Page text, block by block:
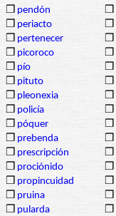
❒ pendón ❒
❒ periacto ❒
❒ pertenecer ❒
❒ picoroco ❒
❒ pío ❒
❒ pituto ❒
❒ pleonexia ❒
❒ policía ❒
❒ póquer ❒
❒ prebenda ❒
❒ prescripción ❒
❒ prociónido ❒
❒ propincuidad ❒
❒ pruina ❒
❒ pularda ❒